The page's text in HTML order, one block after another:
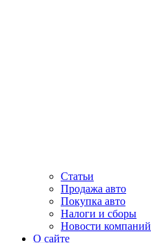
Статьи
Продажа авто
Покупка авто
Налоги и сборы
Новости компаний
О сайте